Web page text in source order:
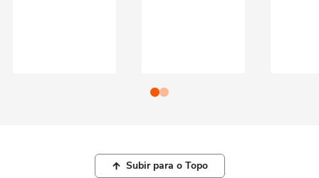
Subir para o Topo